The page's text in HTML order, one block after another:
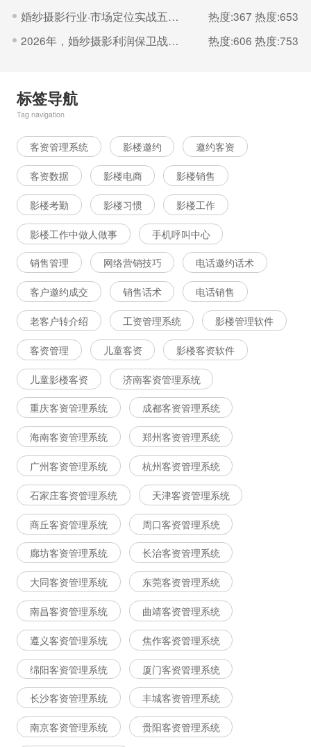
婚纱摄影行业·市场定位实战五步法
热度:367 热度:653
2026年，婚纱摄影利润保卫战的核心是“控成本
热度:606 热度:753
标签导航
Tag navigation
客资管理系统 影楼邀约 邀约客资
客资数据 影楼电商 影楼销售
影楼考勤 影楼习惯 影楼工作
影楼工作中做人做事 手机呼叫中心
销售管理 网络营销技巧 电话邀约话术
客户邀约成交 销售话术 电话销售
老客户转介绍 工资管理系统 影楼管理软件
客资管理 儿童客资 影楼客资软件
儿童影楼客资 济南客资管理系统
重庆客资管理系统 成都客资管理系统
海南客资管理系统 郑州客资管理系统
广州客资管理系统 杭州客资管理系统
石家庄客资管理系统 天津客资管理系统
商丘客资管理系统 周口客资管理系统
廊坊客资管理系统 长治客资管理系统
大同客资管理系统 东莞客资管理系统
南昌客资管理系统 曲靖客资管理系统
遵义客资管理系统 焦作客资管理系统
绵阳客资管理系统 厦门客资管理系统
长沙客资管理系统 丰城客资管理系统
南京客资管理系统 贵阳客资管理系统